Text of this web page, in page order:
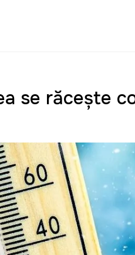
se răcește